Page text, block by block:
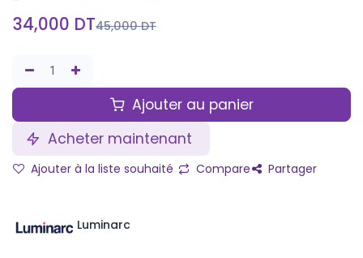
34,000 DT45,000DT
Ajouter au panier
Acheter maintenant
Ajouter à la liste souhaité Compare Partager
Luminarc